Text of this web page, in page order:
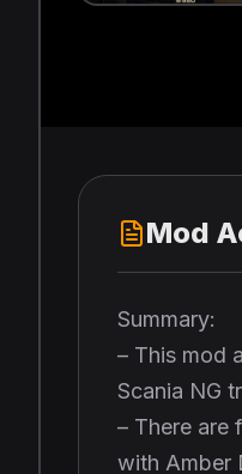
Mod
Summary:
– This mod
Scania NG
– There are
with Amber